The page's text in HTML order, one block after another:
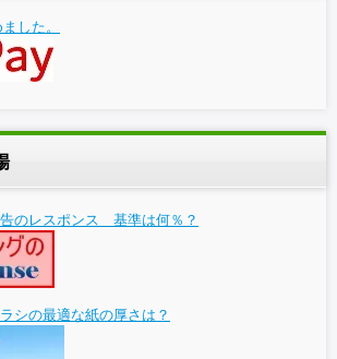
した。
のレスポンス 基準は何％？
シの最適な紙の厚さは？